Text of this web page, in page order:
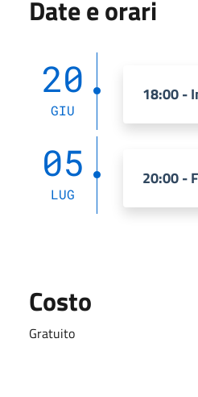
Date e orari
20
GIU
18:00 -
05
LUG
20:00 -
Costo
Gratuito